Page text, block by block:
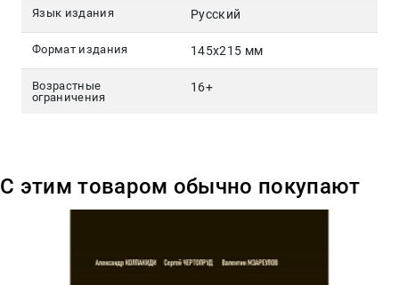
Язык издания Русский
Формат издания 145x215 мм
Возрастные
ограничения
16+
С этим товаром обычно покупают